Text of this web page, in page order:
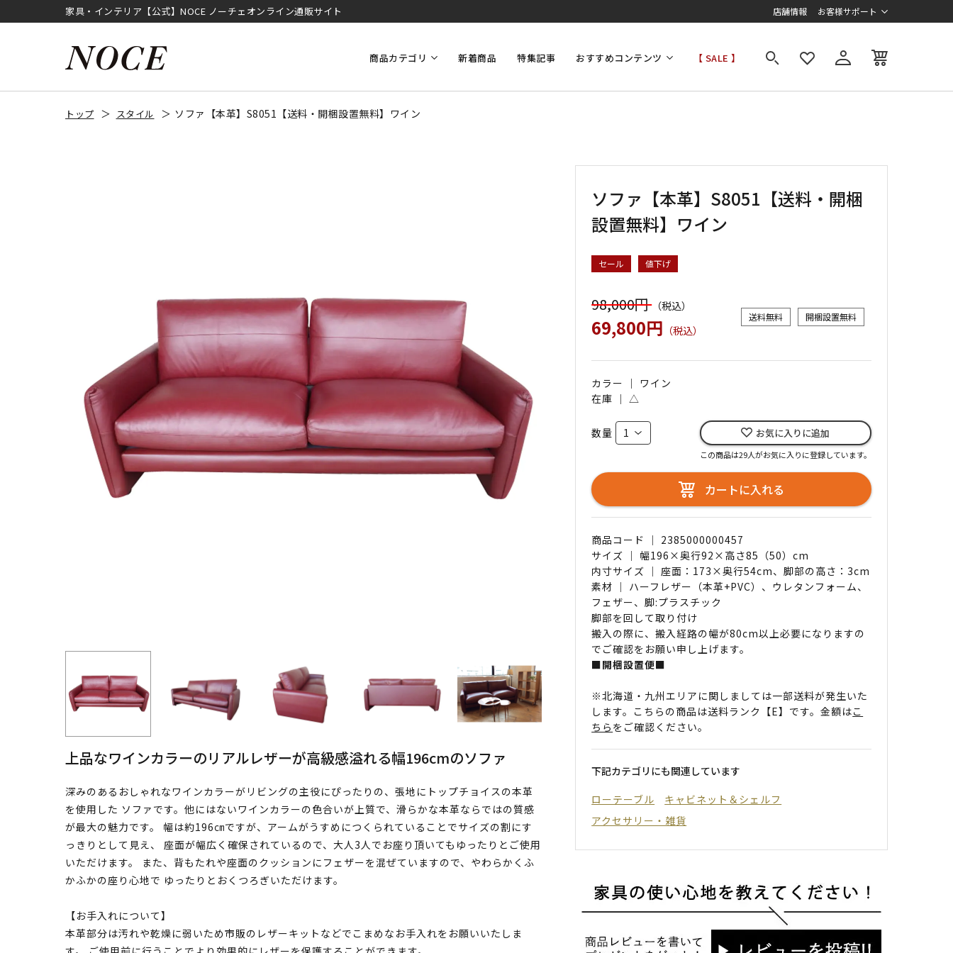
家具・インテリア【公式】NOCE ノーチェオンライン通販サイト 店舗情報 お客様サポート
商品カテゴリ 新着商品 特集記事 おすすめコンテンツ 【 SALE 】
トップ スタイル ソファ【本革】S8051【送料・開梱設置無料】ワイン
上品なワインカラーのリアルレザーが高級感溢れる幅196cmのソファ
深みのあるおしゃれなワインカラーがリビングの主役にぴったりの、張地にトップチョイスの本革
を使用した ソファです。他にはないワインカラーの色合いが上質で、滑らかな本革ならではの質感
が最大の魅力です。 幅は約196㎝ですが、アームがうすめにつくられていることでサイズの割にす
っきりとして見え、 座面が幅広く確保されているので、大人3人でお座り頂いてもゆったりとご使用
いただけます。 また、背もたれや座面のクッションにフェザーを混ぜていますので、やわらかくふ
かふかの座り心地で ゆったりとおくつろぎいただけます。
【お手入れについて】
本革部分は汚れや乾燥に弱いため市販のレザーキットなどでこまめなお手入れをお願いいたしま
ソファ【本革】S8051【送料・開梱
設置無料】ワイン
セール 値下げ
98,000円（税込）
69,800円 （税込）
送料無料 開梱設置無料
カラー ｜ ワイン
在庫 ｜△
数量 お気に入りに追加
この商品は29人がお気に入りに登録しています。
カートに入れる
商品コード ｜ 2385000000457
サイズ ｜ 幅196×奥行92×高さ85（50）cm
内寸サイズ ｜ 座面：173×奥行54cm、脚部の高さ：3cm
素材 ｜ ハーフレザー（本革+PVC）、ウレタンフォーム、
フェザー、脚:プラスチック
脚部を回して取り付け
搬入の際に、搬入経路の幅が80cm以上必要になりますの
でご確認をお願い申し上げます。
■開梱設置便■
※北海道・九州エリアに関しましては一部送料が発生いた
します。こちらの商品は送料ランク【E】です。金額はこ
ちら をご確認ください。
下記カテゴリにも関連しています
ローテーブル
キャビネット＆シェルフ
アクセサリー・雑貨